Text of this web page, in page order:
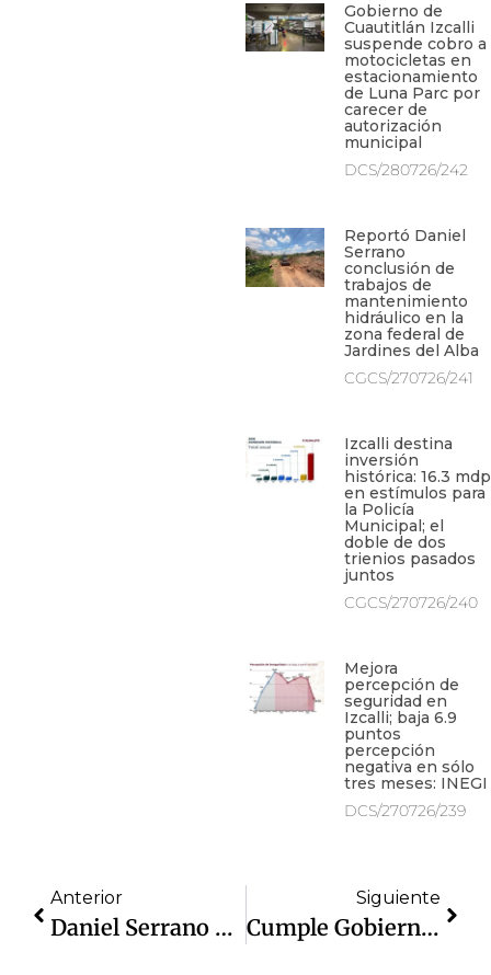
Gobierno de
Cuautitlán Izcalli
suspende cobro a
motocicletas en
estacionamiento
de Luna Parc por
carecer de
autorización
municipal
DCS/280726/242
Reportó Daniel
Serrano
conclusión de
trabajos de
mantenimiento
hidráulico en la
zona federal de
Jardines del Alba
CGCS/270726/241
Izcalli destina
inversión
histórica: 16.3 mdp
en estímulos para
la Policía
Municipal; el
doble de dos
trienios pasados
juntos
CGCS/270726/240
Mejora
percepción de
seguridad en
Izcalli; baja 6.9
puntos
percepción
negativa en sólo
tres meses: INEGI
DCS/270726/239
Anterior
Daniel Serrano Destaca Que Se Logró Sanear Las Finanzas Del Gobierno Municipal; 2026 Tendrá Presupuesto Histórico
Siguiente
Cumple Gobierno Municipal Compromiso Con El Socorro; Pozo 236 Reequipado Y En Operación